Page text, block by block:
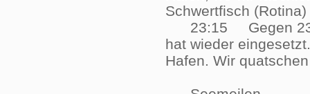
Schwertfisch
23:15 Gegen
hat wieder
Hafen. Wir